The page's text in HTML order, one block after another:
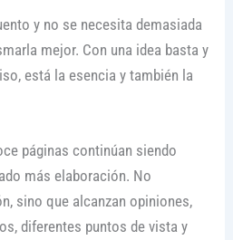
y no se necesita demasiada
mejor. Con una idea basta y
está la esencia y también la
páginas continúan siendo
más elaboración. No
sino que alcanzan opiniones,
diferentes puntos de vista y